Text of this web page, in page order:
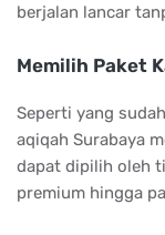
berjalan lancar
Memilih Paket
Seperti yang
aqiqah Surabaya
dapat dipilih oleh
premium hingga